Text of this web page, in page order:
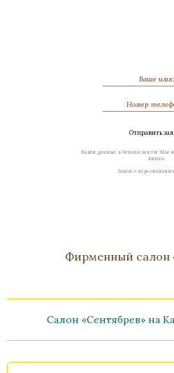
Отправить
Ваши данные в безопасности! Мы
лицам.
Закон о
Фирменный салон
Салон «Сентябрев» на